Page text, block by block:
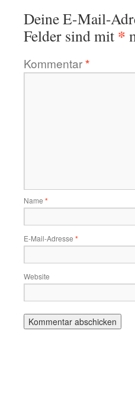
Deine E-Mail-
Felder sind mit *
Kommentar*
Name *
E-Mail-Adresse *
Website